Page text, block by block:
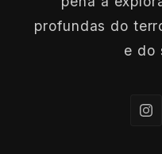
profundas do
e do